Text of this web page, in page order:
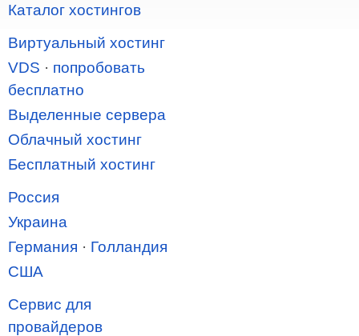
Каталог хостингов
Виртуальный хостинг
VDS · попробовать
бесплатно
Выделенные сервера
Облачный хостинг
Бесплатный хостинг
Россия
Украина
Германия · Голландия
США
Сервис для
провайдеров